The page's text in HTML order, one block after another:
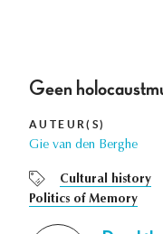
Geen
AUTEUR(S)
Gie van den Berghe
Cultural history
Politics of Memory